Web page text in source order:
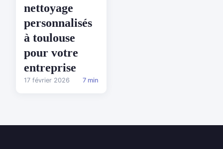
nettoyage
personnalisés
à toulouse
pour votre
entreprise
17 février 2026 7 min